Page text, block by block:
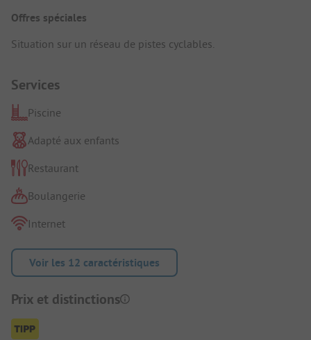
Offres spéciales
Situation sur un réseau de pistes cyclables.
Services
Piscine
Adapté aux enfants
Restaurant
Boulangerie
Internet
Voir les 12 caractéristiques
Prix et distinctions